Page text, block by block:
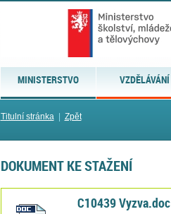
MINISTERSTVO VZDĚLÁVÁNÍ
Titulní stránka| Zpět
DOKUMENT KE STAŽENÍ
C10439 Vyzva.doc